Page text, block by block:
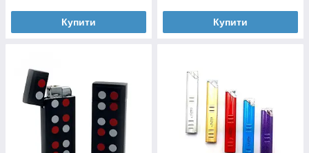
Купити Купити